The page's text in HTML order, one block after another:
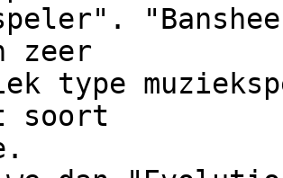
zeer
type
soort